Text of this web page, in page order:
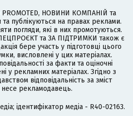
НОВИНИ КОМПАНІЙ та
публікуються на правах реклами.
погляди, які в них промотуються.
та ЗА ПІДТРИМКИ також є
бере участь у підготовці цього
висловлені у цих матеріалах.
за факти та оціночні
у рекламних матеріалах. Згідно з
відповідальність за зміст
рекламодавець.
ідентифікатор медіа - R40-02163.